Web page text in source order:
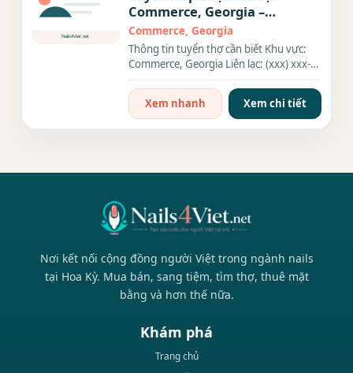
Commerce, Georgia –
Everything
Commerce, Georgia
Thông tin tuyển thợ cần biết Khu vực:
Commerce, Georgia Liên lạc: (xxx) xxx-
Xem nhanh
Xem chi tiết
Nơi kết nối cộng đồng người Việt trong ngành nails
tại Hoa Kỳ. Mua bán, sang tiệm, tìm thợ, thuê mặt
bằng và hơn thế nữa.
Khám phá
Trang chủ